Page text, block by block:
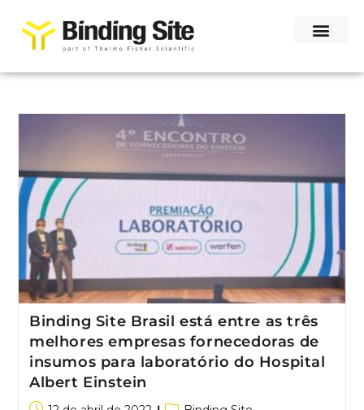
Binding Site Brasil está entre as três
melhores empresas fornecedoras de
insumos para laboratório do Hospital
Albert Einstein